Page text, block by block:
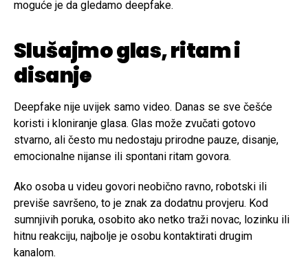
moguće je da gledamo deepfake.
Slušajmo glas, ritam i
disanje
Deepfake nije uvijek samo video. Danas se sve češće
koristi i kloniranje glasa. Glas može zvučati gotovo
stvarno, ali često mu nedostaju prirodne pauze, disanje,
emocionalne nijanse ili spontani ritam govora.
Ako osoba u videu govori neobično ravno, robotski ili
previše savršeno, to je znak za dodatnu provjeru. Kod
sumnjivih poruka, osobito ako netko traži novac, lozinku ili
hitnu reakciju, najbolje je osobu kontaktirati drugim
kanalom.